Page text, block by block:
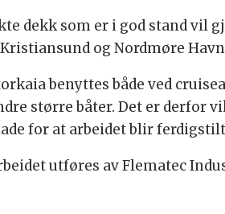
dekk som er i god stand vil
og Nordmøre
benyttes både ved
større båter. Det er derfor
for at arbeidet blir
utføres av Flematec